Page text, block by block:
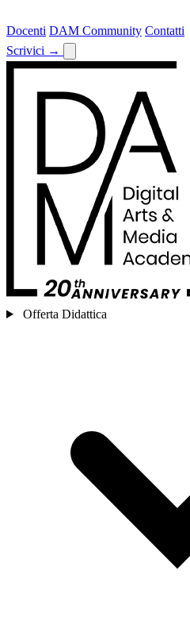
Docenti DAM Community Contatti
Scrivici →
Offerta Didattica